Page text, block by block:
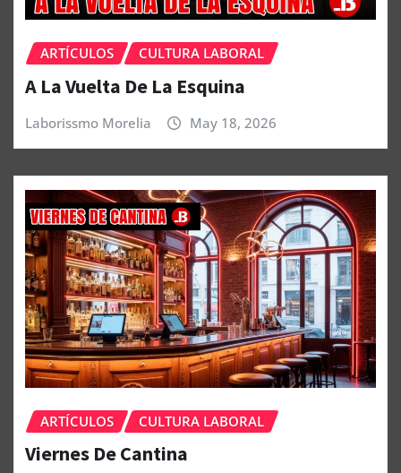
ARTÍCULOS CULTURA LABORAL
A La Vuelta De La Esquina
Laborissmo Morelia May 18, 2026
ARTÍCULOS CULTURA LABORAL
Viernes De Cantina